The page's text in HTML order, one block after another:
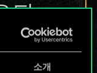
소개
된
지